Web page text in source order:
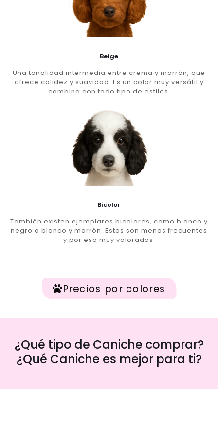
Beige
Una tonalidad intermedia entre crema y marrón, que
ofrece calidez y suavidad. Es un color muy versátil y
combina con todo tipo de estilos.
Bicolor
También existen ejemplares bicolores, como blanco y
negro o blanco y marrón. Estos son menos frecuentes
y por eso muy valorados.
Precios por colores
¿Qué tipo de Caniche comprar?
¿Qué Caniche es mejor para ti?